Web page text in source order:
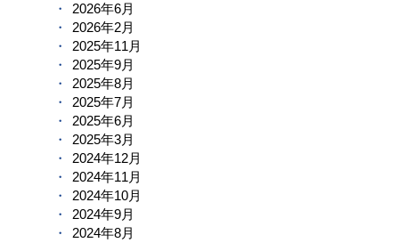
2026年6月
2026年2月
2025年11月
2025年9月
2025年8月
2025年7月
2025年6月
2025年3月
2024年12月
2024年11月
2024年10月
2024年9月
2024年8月